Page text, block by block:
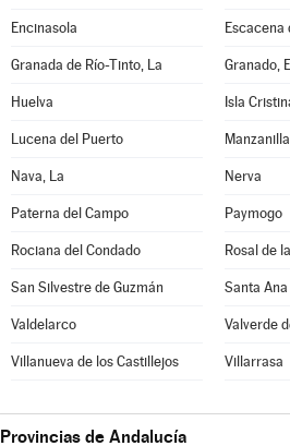
Encinasola Escacena
Granada de Río-Tinto, La Granado, El
Huelva Isla
Lucena del Puerto Manzanilla
Nava, La Nerva
Paterna del Campo Paymogo
Rociana del Condado Rosal de
San Silvestre de Guzmán Santa Ana
Valdelarco Valverde
Villanueva de los Castillejos Villarrasa
Provincias de Andalucía